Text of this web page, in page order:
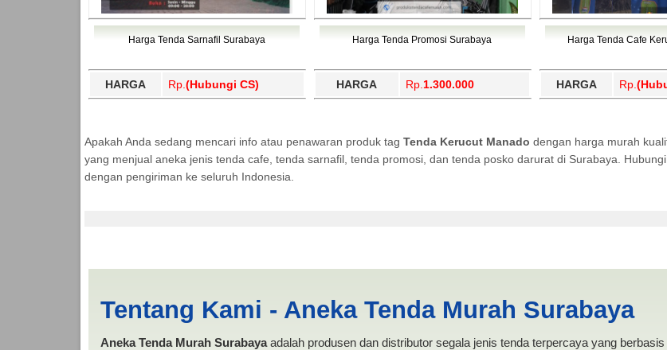
Harga Tenda Sarnafil Surabaya
HARGA Rp. (Hubungi CS)
Harga Tenda Promosi Surabaya
HARGA Rp. 1.300.000
Harga Tenda Cafe
HARGA Rp.
Apakah Anda sedang mencari info atau penawaran produk tag Tenda Kerucut Manado dengan harga murah
yang menjual aneka jenis tenda cafe, tenda sarnafil, tenda promosi, dan tenda posko darurat di Surabaya. Hubungi
dengan pengiriman ke seluruh Indonesia.
Tentang Kami - Aneka Tenda Murah Surabaya
Aneka Tenda Murah Surabayaadalah produsen dan distributor segala jenis tenda terpercaya yang